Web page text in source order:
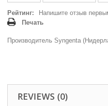
Рейтинг:
Напишите отзыв
Печать
Производитель Syngenta
REVIEWS (0)